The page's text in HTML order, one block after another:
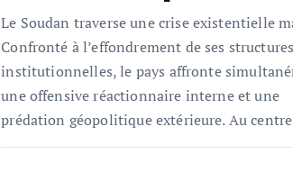
Le Soudan traverse une crise existentielle
Confronté à l’effondrement de ses structures
institutionnelles, le pays affronte
une offensive réactionnaire interne et une
prédation géopolitique extérieure. Au